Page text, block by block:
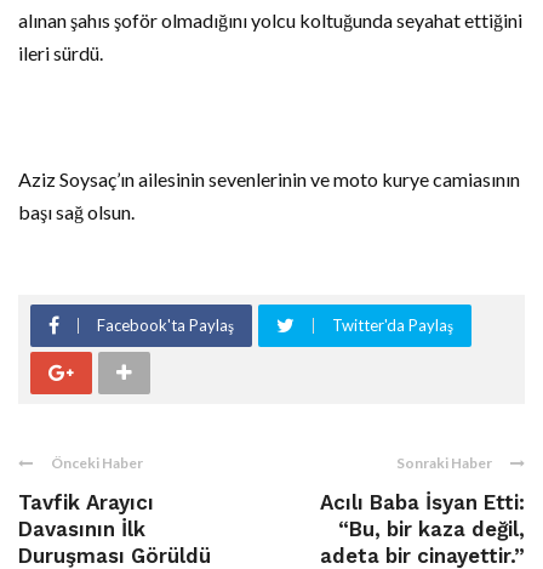
alınan şahıs şoför olmadığını yolcu koltuğunda seyahat ettiğini
ileri sürdü.
Aziz Soysaç’ın ailesinin sevenlerinin ve moto kurye camiasının
başı sağ olsun.
Facebook'ta Paylaş Twitter'da Paylaş
Önceki Haber
Tavfik Arayıcı
Davasının İlk
Duruşması Görüldü
Sonraki Haber
Acılı Baba İsyan Etti:
“Bu, bir kaza değil,
adeta bir cinayettir.”